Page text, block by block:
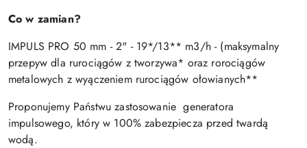
Co w zamian?
IMPULS PRO 50 mm - 2" - 19*/13** m3/h - (maksymalny
przepyw dla rurociągów z tworzywa* oraz rorociągów
metalowych z wyączeniem rurociągów ołowianych**
Proponujemy Państwu zastosowanie generatora
impulsowego, który w 100% zabezpiecza przed twardą
wodą.